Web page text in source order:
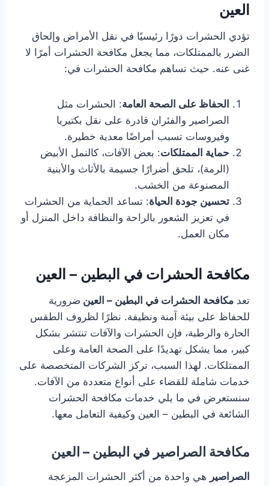
العين
تؤدي الحشرات دورًا رئيسيًا في نقل الأمراض وإلحاق
الضرر بالممتلكات، مما يجعل مكافحة الحشرات أمرًا لا
غنى عنه. حيث تساهم مكافحة الحشرات في:
الحفاظ على الصحة العامة: الحشرات مثل
الصراصير والفئران قادرة على نقل بكتيريا
وفيروسات تسبب أمراضًا معدية خطيرة.
حماية الممتلكات: بعض الآفات، كالنمل الأبيض
(الرمة)، تلحق أضرارًا جسيمة بالأثاث والأبنية
المصنوعة من الخشب.
تحسين جودة الحياة: تساعد الحماية من الحشرات
في تعزيز الشعور بالراحة والنظافة داخل المنزل أو
مكان العمل.
مكافحة الحشرات في البطين – العين
تعد مكافحة الحشرات في البطين – العين ضرورية
للحفاظ على بيئة آمنة ونظيفة. نظرًا لظروف الطقس
الحارة والرطبة، فإن الحشرات والآفات تنتشر بشكل
كبير، مما يشكل تهديدًا على الصحة العامة وعلى
الممتلكات. لهذا السبب، تركز الشركات المتخصصة على
خدمات شاملة للقضاء على أنواع متعددة من الآفات.
سنستعرض في ما يلي خدمات مكافحة الحشرات
الشائعة في البطين – العين وكيفية التعامل معها.
مكافحة الصراصير في البطين – العين
الصراصير هي واحدة من أكثر الحشرات المزعجة